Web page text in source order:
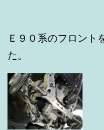
Ｅ９０系のフロント
た。